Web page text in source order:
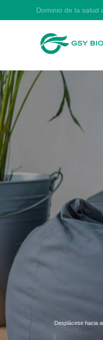
Dominio de la salud
Desplácese hacia